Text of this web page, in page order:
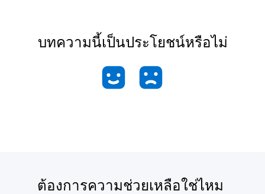
บทความนี้เป็นประโยชน์หรือไม่
ต้องการความช่วยเหลือใช่ไหม